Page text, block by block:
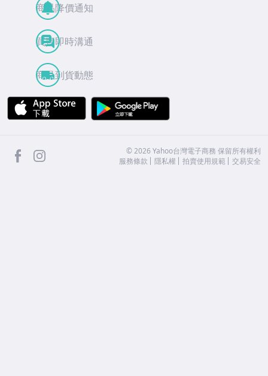
商品降價通知
買賣即時溝通
商品到貨動態
APP Store
facebook ©2026 Yahoo台灣電子商務 保留所有權利
服務條款
隱私權 拍賣使用規範 交易安全